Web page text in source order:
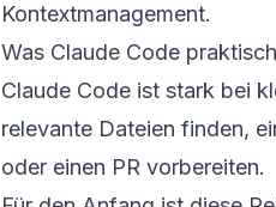
Kontextmanagement.
Was Claude Code
Claude Code ist stark bei
relevante Dateien finden,
oder einen PR vorbereiten.